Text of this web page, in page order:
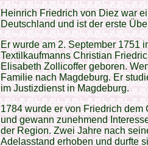
Heinrich Friedrich von Diez war
Deutschland und ist der erste
Er wurde am 2. September 1751
Textilkaufmanns Christian
Elisabeth Zollicoffer geboren.
Familie nach Magdeburg. Er
im Justizdienst in Magdeburg.
1784 wurde er von Friedrich
und gewann zunehmend
der Region. Zwei Jahre nach
Adelasstand erhoben und durfte